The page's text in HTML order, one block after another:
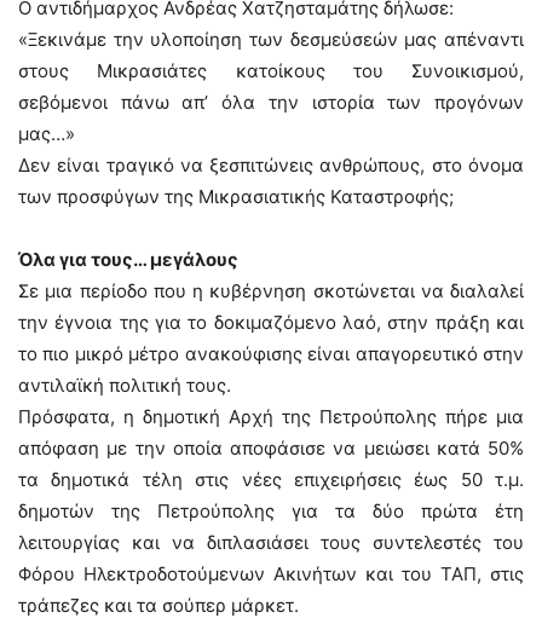
Ο αντιδήμαρχος Ανδρέας Χατζησταμάτης δήλωσε:
«Ξεκινάμε την υλοποίηση των δεσμεύσεών μας απέναντι
στους Μικρασιάτες κατοίκους του Συνοικισμού,
σεβόμενοι πάνω απ’ όλα την ιστορία των προγόνων
μας…»
Δεν είναι τραγικό να ξεσπιτώνεις ανθρώπους, στο όνομα
των προσφύγων της Μικρασιατικής Καταστροφής;
Όλα για τους… μεγάλους
Σε μια περίοδο που η κυβέρνηση σκοτώνεται να διαλαλεί
την έγνοια της για το δοκιμαζόμενο λαό, στην πράξη και
το πιο μικρό μέτρο ανακούφισης είναι απαγορευτικό στην
αντιλαϊκή πολιτική τους.
Πρόσφατα, η δημοτική Αρχή της Πετρούπολης πήρε μια
απόφαση με την οποία αποφάσισε να μειώσει κατά 50%
τα δημοτικά τέλη στις νέες επιχειρήσεις έως 50 τ.μ.
δημοτών της Πετρούπολης για τα δύο πρώτα έτη
λειτουργίας και να διπλασιάσει τους συντελεστές του
Φόρου Ηλεκτροδοτούμενων Ακινήτων και του ΤΑΠ, στις
τράπεζες και τα σούπερ μάρκετ.